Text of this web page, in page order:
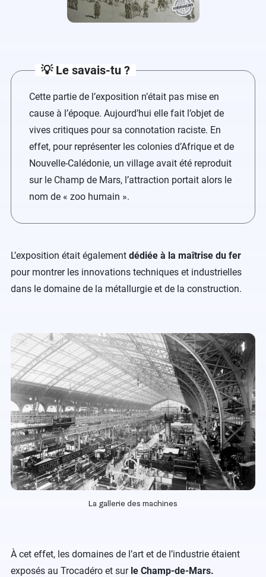
💡 Le savais-tu ?
Cette partie de l’exposition n’était pas mise en
cause à l’époque. Aujourd’hui elle fait l’objet de
vives critiques pour sa connotation raciste. En
effet, pour représenter les colonies d’Afrique et de
Nouvelle-Calédonie, un village avait été reproduit
sur le Champ de Mars, l’attraction portait alors le
nom de « zoo humain ».
L’exposition était également dédiée à la maîtrise du fer
pour montrer les innovations techniques et industrielles
dans le domaine de la métallurgie et de la construction.
La gallerie des machines
À cet effet, les domaines de l’art et de l’industrie étaient
exposés au Trocadéro et sur le Champ-de-Mars.